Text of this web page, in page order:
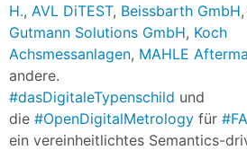
H., AVL DiTEST, Beissbarth GmbH,
Gutmann Solutions GmbH, Koch
Achsmessanlagen, MAHLE
andere.
#dasDigitaleTypenschild und
die #OpenDigitalMetrology für
ein vereinheitlichtes Semantics-